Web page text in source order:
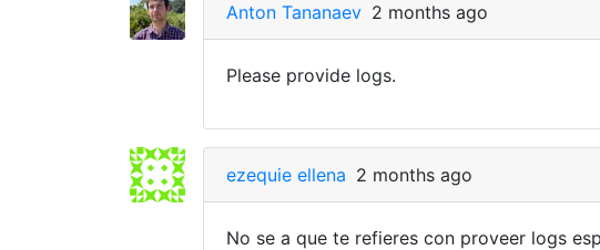
Anton Tananaev 2 months ago
Please provide logs.
ezequie ellena 2 months ago
No se a que te refieres con proveer logs